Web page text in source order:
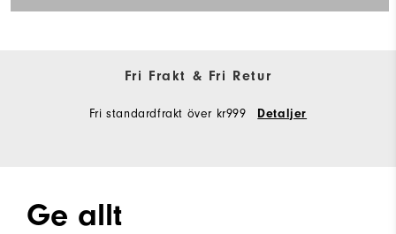
Fri Frakt & Fri Retur
Fri standardfrakt över kr999 Detaljer
Ge allt